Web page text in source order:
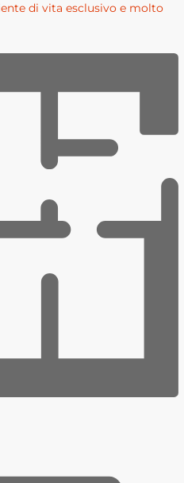
di vita esclusivo e molto